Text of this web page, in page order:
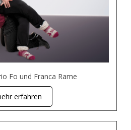
Fo und Franca Rame
erfahren